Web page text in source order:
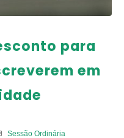
para
em
Sessão Ordinária